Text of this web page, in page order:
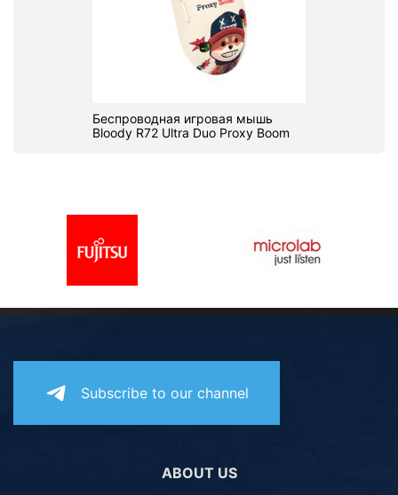
Беспроводная игровая мышь
Bloody R72 Ultra Duo Proxy Boom
Subscribe to our channel
ABOUT US